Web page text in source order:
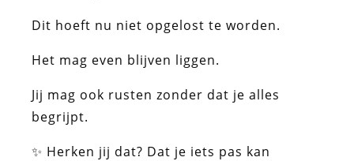
Dit hoeft nu niet opgelost te worden.
Het mag even blijven liggen.
Jij mag ook rusten zonder dat je alles
begrijpt.
✨ Herken jij dat? Dat je iets pas kan